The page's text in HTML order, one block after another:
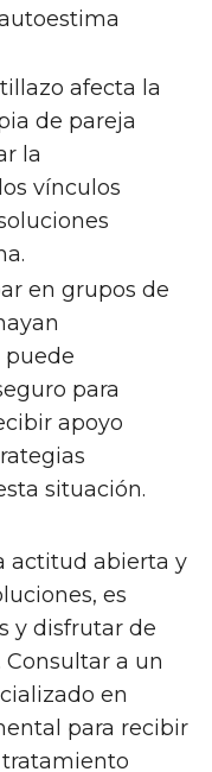
afecta la
de pareja
la
vínculos
en grupos de
para
apoyo
situación.
actitud abierta y
es
y disfrutar de
a un
en
para recibir